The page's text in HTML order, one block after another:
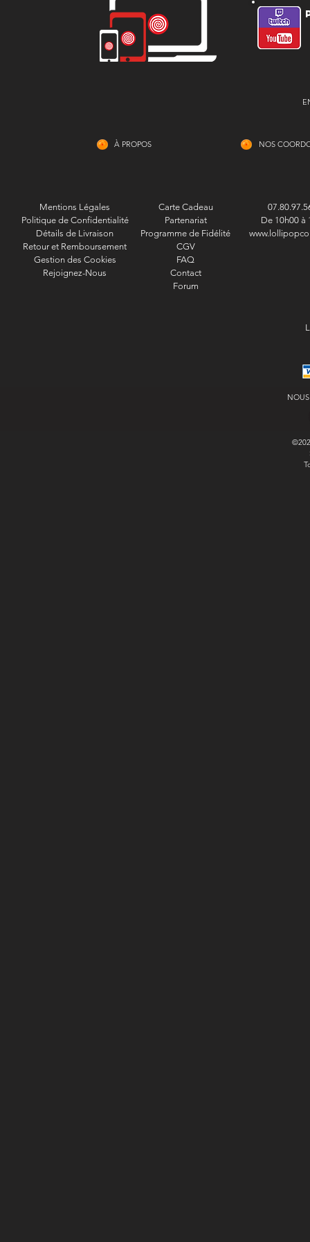
À PROPOS NOS
Mentions Légales
Politique de Confidentialité
Détails de Livraison
Retour et Remboursement
Gestion des Cookies
Rejoignez-Nous
Carte Cadeau
Partenariat
Programme de Fidélité
CGV
FAQ
Contact
Forum
De 10h00 à